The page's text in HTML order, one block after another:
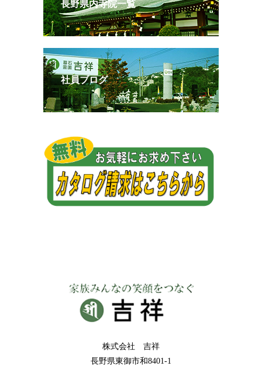
長野県内寺院一覧
社員ブログ
株式会社 吉祥
長野県東御市和8401-1